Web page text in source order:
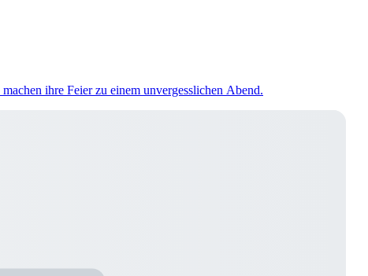
ihre Feier zu einem unvergesslichen Abend.